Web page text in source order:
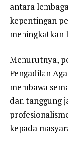
antara
kepentingan
meningkatkan
Menurutnya,
Pengadilan
membawa
dan tanggung
kepada